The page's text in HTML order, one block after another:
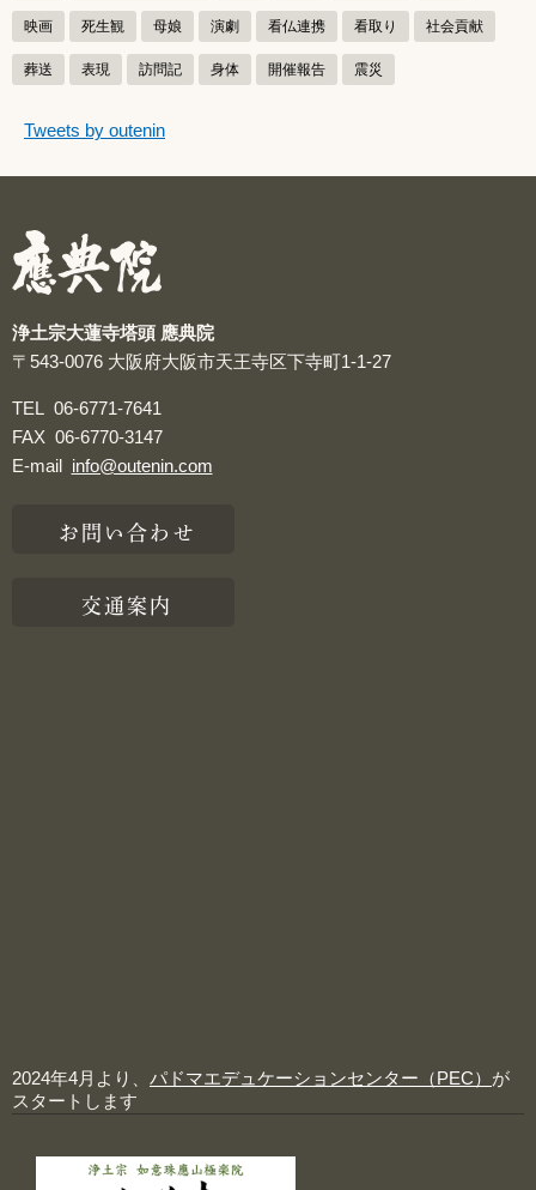
映画 死生観 母娘 演劇 看仏連携 看取り 社会貢献
葬送 表現 訪問記 身体 開催報告 震災
つぶやき
つぶやきをスキップする
Tweets by outenin
浄土宗大蓮寺塔頭 應典院
〒543-0076 大阪府大阪市天王寺区下寺町1-1-27
TEL 06-6771-7641
FAX 06-6770-3147
E-mail info@outenin.com
お問い合わせ
交通案内
2024年4月より、 パドマエデュケーションセンター（PEC） が
スタートします